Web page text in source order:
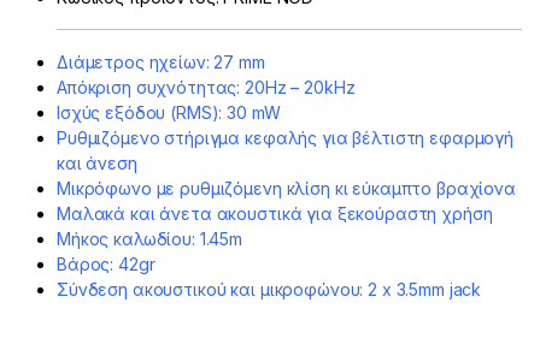
Διάμετρος ηχείων: 27 mm
Απόκριση συχνότητας: 20Hz – 20kHz
Ισχύς εξόδου (RMS): 30 mW
Ρυθμιζόμενο στήριγμα κεφαλής για βέλτιστη εφαρμογή
και άνεση
Μικρόφωνο με ρυθμιζόμενη κλίση κι εύκαμπτο βραχίονα
Μαλακά και άνετα ακουστικά για ξεκούραστη χρήση
Μήκος καλωδίου: 1.45m
Βάρος: 42gr
Σύνδεση ακουστικού και μικροφώνου: 2 x 3.5mm jack